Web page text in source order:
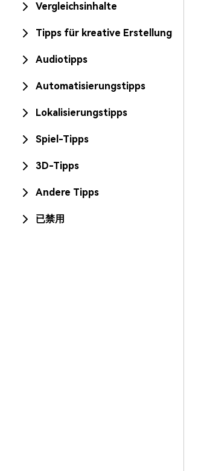
Vergleichsinhalte
Tipps für kreative Erstellung
Audiotipps
Automatisierungstipps
Lokalisierungstipps
Spiel-Tipps
3D-Tipps
Andere Tipps
已禁用